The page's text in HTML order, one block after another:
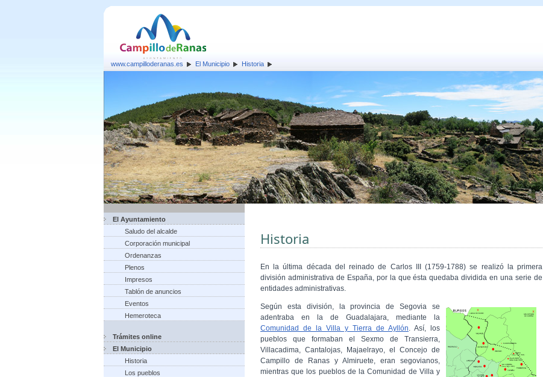
www.campilloderanas.es El Municipio Historia
El Ayuntamiento
Saludo del alcalde
Corporación municipal
Ordenanzas
Plenos
Impresos
Tablón de anuncios
Eventos
Hemeroteca
Trámites online
El Municipio
Historia
Los pueblos
Historia
En la última década del reinado de Carlos III (1759-1788) se realizó la primera
división administrativa de España, por la que ésta quedaba dividida en una serie de
entidades administrativas.
Según esta división, la provincia de Segovia se
adentraba en la de Guadalajara, mediante la
Comunidad de la Villa y Tierra de Ayllón. Así, los
pueblos que formaban el Sexmo de Transierra,
Villacadima, Cantalojas, Majaelrayo, el Concejo de
Campillo de Ranas y Almiruete, eran segovianos,
mientras que los pueblos de la Comunidad de Villa y